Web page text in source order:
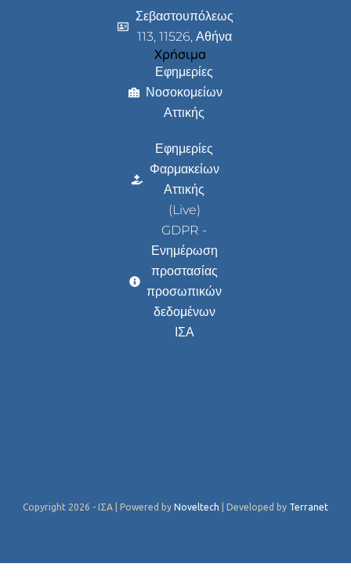
Σεβαστουπόλεως
113, 11526, Αθήνα
Χρήσιμα
Εφημερίες
Νοσοκομείων
Αττικής
Εφημερίες
Φαρμακείων
Αττικής
(Live)
GDPR -
Ενημέρωση
προστασίας
προσωπικών
δεδομένων
ΙΣΑ
Copyright 2026 - ΙΣΑ | Powered by Noveltech | Developed by Terranet